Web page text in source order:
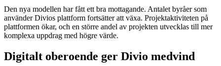
Den nya modellen har fått ett bra mottagande. Antalet byråer som
använder Divios plattform fortsätter att växa. Projektaktiviteten på
plattformen ökar, och en större andel av projekten utvecklas till mer
komplexa uppdrag med högre värde.
Digitalt oberoende ger Divio medvind